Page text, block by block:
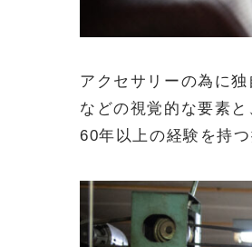
アクセサリーの為に
などの視覚的な要素
60年以上の経験を持